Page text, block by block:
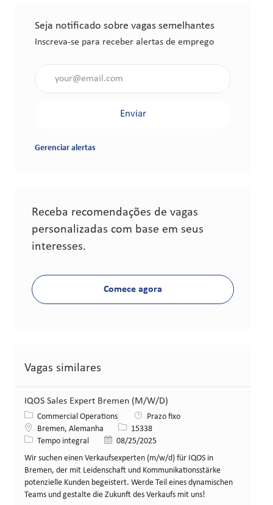
Seja notificado sobre vagas semelhantes
Inscreva-se para receber alertas de emprego
Enviar
Gerenciar alertas
Receba recomendações de vagas
personalizadas com base em seus
interesses.
Comece agora
Vagas similares
IQOS Sales Expert Bremen (M/W/D)
Categoria
Commercial Operations
Prazo fixo
LocalBremen, Alemanha ID da vaga
15338
Tipo de cargo
Tempo integral Data de publicação
08/25/2025
Wir suchen einen Verkaufsexperten (m/w/d) für IQOS in
Bremen, der mit Leidenschaft und Kommunikationsstärke
potenzielle Kunden begeistert. Werde Teil eines dynamischen
Teams und gestalte die Zukunft des Verkaufs mit uns!